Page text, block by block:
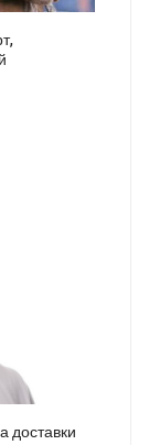
доставки